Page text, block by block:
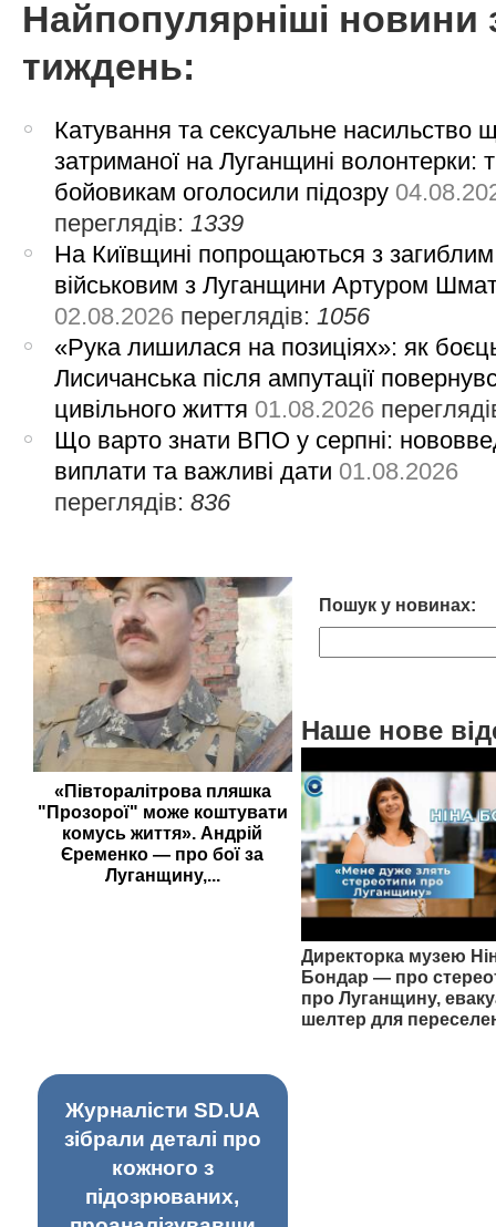
Найпопулярніші новини
тиждень:
Катування та сексуальне насильство
затриманої на Луганщині волонтерки:
бойовикам оголосили підозру
переглядів:1339
На Київщині попрощаються з загиблим
військовим з Луганщини Артуром
02.08.2026 переглядів:1056
«Рука лишилася на позиціях»: як
Лисичанська після ампутації
цивільного життя 01.08.2026
Що варто знати ВПО у серпні:
виплати та важливі дати 01.08.2026
переглядів:836
«Півторалітрова пляшка
"Прозорої" може коштувати
комусь життя». Андрій
Єременко — про бої за
Луганщину,...
Пошук у новинах:
Наше нове
Директорка музею
Бондар — про
про Луганщину,
шелтер для
Журналісти SD.UA
зібрали деталі про
кожного з
підозрюваних,